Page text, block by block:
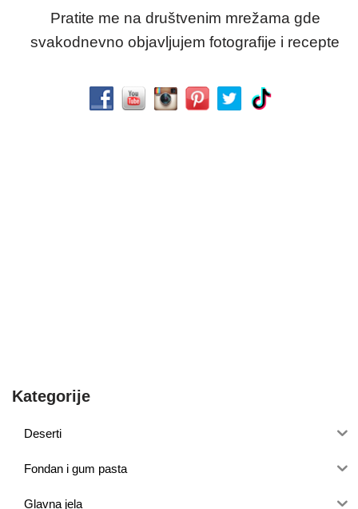
Pratite me na društvenim mrežama gde
svakodnevno objavljujem fotografije i recepte
Kategorije
Deserti
Fondan i gum pasta
Glavna jela